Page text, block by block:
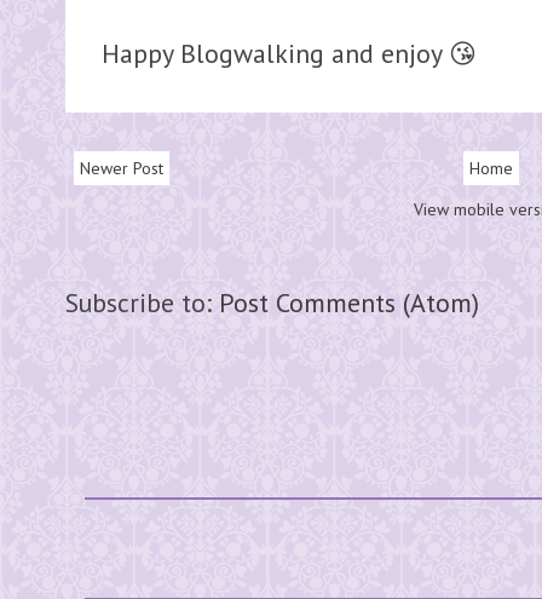
Happy Blogwalking and enjoy 😘
Newer Post
Home
View mobile
Subscribe to: Post Comments (Atom)